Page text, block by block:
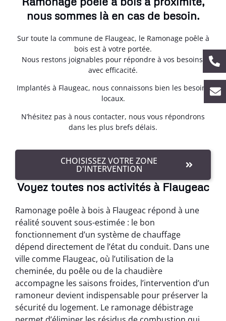
nous sommes là en cas de besoin.
Sur toute la commune de Flaugeac, le Ramonage poêle à
bois est à votre portée.
Nous restons joignables pour répondre à vos besoins,
avec efficacité.
Implantés à Flaugeac, nous connaissons bien les besoins
locaux.
N’hésitez pas à nous contacter, nous vous répondrons
dans les plus brefs délais.
CHOISISSEZ VOTRE ZONE
D'INTERVENTION
Voyez toutes nos activités à Flaugeac
Ramonage poêle à bois à Flaugeac répond à une
réalité souvent sous-estimée : le bon
fonctionnement d’un système de chauffage
dépend directement de l’état du conduit. Dans une
ville comme Flaugeac, où l’utilisation de la
cheminée, du poêle ou de la chaudière
accompagne les saisons froides, l’intervention d’un
ramoneur devient indispensable pour préserver la
sécurité du logement. Le ramonage débistrage